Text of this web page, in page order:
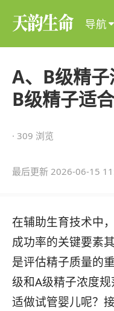
导航 
A、B级精子
B级精子适
· 309 浏览
最后更新 2026-06-15
在辅助生育技术中
成功率的关键要素
是评估精子质量的
级和A级精子浓度
适做试管婴儿呢？